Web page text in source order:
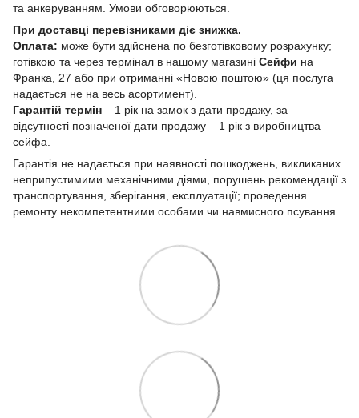
та анкеруванням. Умови обговорюються.
При доставці перевізниками діє знижка.
Оплата: може бути здійснена по безготівковому розрахунку;
готівкою та через термінал в нашому магазині Сейфи на
Франка, 27 або при отриманні «Новою поштою» (ця послуга
надається не на весь асортимент).
Гарантій термін – 1 рік на замок з дати продажу, за
відсутності позначеної дати продажу – 1 рік з виробництва
сейфа.
Гарантія не надається при наявності пошкоджень, викликаних
неприпустимими механічними діями, порушень рекомендації з
транспортування, зберігання, експлуатації; проведення
ремонту некомпетентними особами чи навмисного псування.